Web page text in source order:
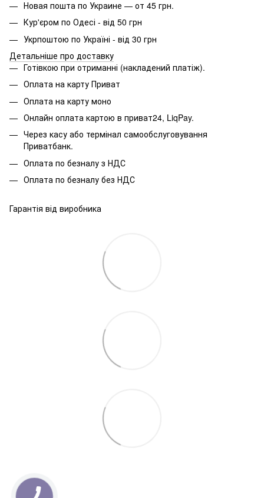
Новая пошта по Украине — от 45 грн.
Кур'єром по Одесі - від 50 грн
Укрпоштою по Україні - від 30 грн
Детальніше про доставку
Готівкою при отриманні (накладений платіж).
Оплата на карту Приват
Оплата на карту моно
Онлайн оплата картою в приват24, LiqPay.
Через касу або термінал самообслуговування
Приватбанк.
Оплата по безналу з НДС
Оплата по безналу без НДС
Гарантія від виробника